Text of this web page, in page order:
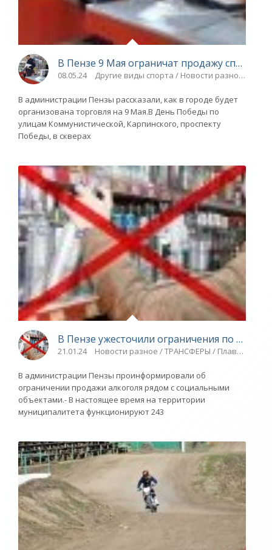
В Пензе 9 Мая ограничат продажу
08.05.24 Другие виды спорта / Новости разное /
В администрации Пензы рассказали, как в городе будет
организована торговля на 9 Мая.В День Победы по
улицам Коммунистической, Карпинского, проспекту
Победы, в скверах
В Пензе ужесточили ограничения по
21.01.24 Новости разное / ТРАНСФЕРЫ / Плавание /
В администрации Пензы проинформировали об
ограничении продажи алкоголя рядом с социальными
объектами.- В настоящее время на территории
муниципалитета функционируют 243